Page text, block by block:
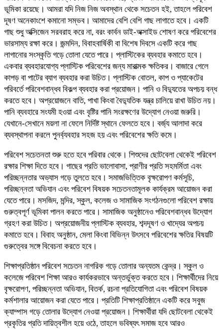
ভূমিকা রয়েছে। আমরা যদি নিজ নিজ অবস্থান থেকে সচেতন হই, তাহলে পরিবেশ
দূষণ অনেকাংশে কমানো সম্ভব। আমাদের বেশি বেশি গাছ লাগাতে হবে। একটি
গাছ শুধু অক্সিজেন সরবরাহ করে না, বরং কার্বন ডাই-অক্সাইড শোষণ করে পরিবেশের
ভারসাম্য রক্ষা করে। জন্মদিন, বিবাহবার্ষিকী বা বিশেষ দিবসে একটি করে গাছ
লাগানোর সংস্কৃতি গড়ে তোলা যেতে পারে। প্লাস্টিকের ব্যবহার কমাতে হবে।
একবার ব্যবহারযোগ্য প্লাস্টিক পরিবেশের জন্য মারাত্মক ক্ষতিকর। বাজারে গেলে
কাপড় বা পাটের ব্যাগ ব্যবহার করা উচিত। প্লাস্টিক বোতল, কাপ ও প্যাকেটের
পরিবর্তে পরিবেশবান্ধব বিকল্প ব্যবহার করা প্রয়োজন। পানি ও বিদ্যুতের অপচয় বন্ধ
করতে হবে। অপ্রয়োজনে বাতি, পাখা কিংবা বৈদ্যুতিক যন্ত্র চালিয়ে রাখা উচিত নয়।
পানি ব্যবহারে সংযমী হওয়া এবং বৃষ্টির পানি সংরক্ষণের উদ্যোগ নেওয়া জরুরি।
যেখানে-সেখানে ময়লা না ফেলে নির্দিষ্ট স্থানে ফেলতে হবে। বর্জ্য আলাদা করে
ব্যবস্থাপনা করলে পুনর্ব্যবহার সহজ হয় এবং পরিবেশের ক্ষতি কমে।
পরিবেশ সচেতনতা শুরু হতে হবে পরিবার থেকে। শিশুদের ছোটবেলা থেকেই পরিবেশ
রক্ষার শিক্ষা দিতে হবে। গাছের প্রতি ভালোবাসা, প্রাণীর প্রতি সহমর্মিতা এবং
পরিচ্ছন্নতার অভ্যাস গড়ে তুলতে হবে। সমাজভিত্তিক বৃক্ষরোপণ কর্মসূচি,
পরিচ্ছন্নতা অভিযান এবং পরিবেশ বিষয়ক সচেতনতামূলক কার্যক্রম আয়োজন করা
যেতে পারে। মসজিদ, মন্দির, স্কুল, কলেজ ও সামাজিক সংগঠনগুলো পরিবেশ রক্ষায়
গুরুত্বপূর্ণ ভূমিকা পালন করতে পারে। সামাজিক অনুষ্ঠানেও পরিবেশবান্ধব উদ্যোগ
গ্রহণ করা উচিত। অপ্রয়োজনীয় প্লাস্টিক ব্যবহার, শব্দদূষণ ও খাদ্যের অপচয়
কমাতে হবে। বিবাহ অনুষ্ঠান, মেলা কিংবা বিভিন্ন উৎসবে পরিবেশের ক্ষতির বিষয়টি
গুরুত্বের সঙ্গে বিবেচনা করতে হবে।
শিক্ষাপ্রতিষ্ঠান পরিবেশ সচেতন নাগরিক গড়ে তোলার অন্যতম কেন্দ্র। স্কুল ও
কলেজে পরিবেশ শিক্ষা আরও কার্যকরভাবে অন্তর্ভুক্ত করতে হবে। শিক্ষার্থীদের নিয়ে
বৃক্ষরোপণ, পরিচ্ছন্নতা অভিযান, বিতর্ক, রচনা প্রতিযোগিতা এবং পরিবেশ বিষয়ক
কর্মশালার আয়োজন করা যেতে পারে। প্রতিটি শিক্ষাপ্রতিষ্ঠানে একটি করে সবুজ
ক্যাম্পাস গড়ে তোলার উদ্যোগ নেওয়া প্রয়োজন। শিক্ষার্থীরা যদি ছোটবেলা থেকেই
প্রকৃতির প্রতি দায়িত্বশীল হয়ে ওঠে, তাহলে ভবিষ্যৎ সমাজ হবে আরও